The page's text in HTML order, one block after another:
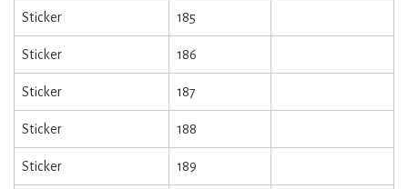
Sticker 185
Sticker 186
Sticker 187
Sticker 188
Sticker 189